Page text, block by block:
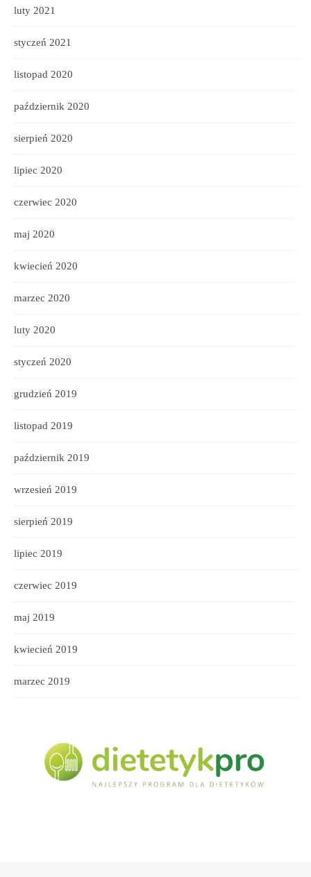
luty 2021
styczeń 2021
listopad 2020
październik 2020
sierpień 2020
lipiec 2020
czerwiec 2020
maj 2020
kwiecień 2020
marzec 2020
luty 2020
styczeń 2020
grudzień 2019
listopad 2019
październik 2019
wrzesień 2019
sierpień 2019
lipiec 2019
czerwiec 2019
maj 2019
kwiecień 2019
marzec 2019